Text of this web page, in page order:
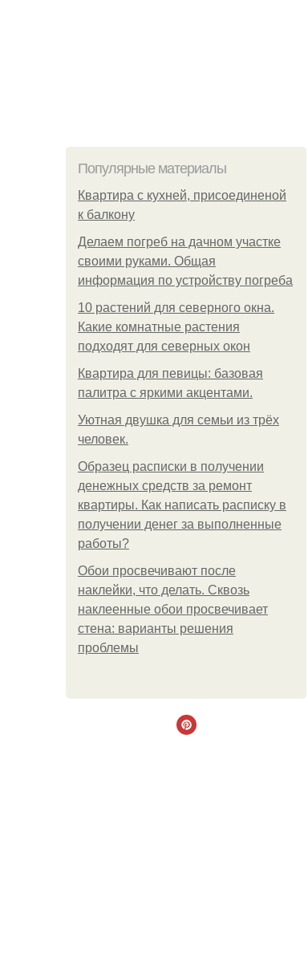
Популярные материалы
Квартира с кухней, присоединеной
к балкону
Делаем погреб на дачном участке
своими руками. Общая
информация по устройству погреба
10 растений для северного окна.
Какие комнатные растения
подходят для северных окон
Квартира для певицы: базовая
палитра с яркими акцентами.
Уютная двушка для семьи из трёх
человек.
Образец расписки в получении
денежных средств за ремонт
квартиры. Как написать расписку в
получении денег за выполненные
работы?
Обои просвечивают после
наклейки, что делать. Сквозь
наклеенные обои просвечивает
стена: варианты решения
проблемы